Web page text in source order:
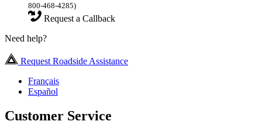
800-468-4285)
Request a Callback
Need help?
Request Roadside Assistance
Français
Español
Customer Service